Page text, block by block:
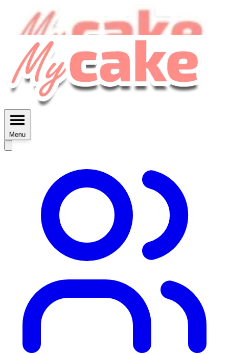
MyCake Academy c'est :
des fiches imprimables ...
Découvrir
Menu